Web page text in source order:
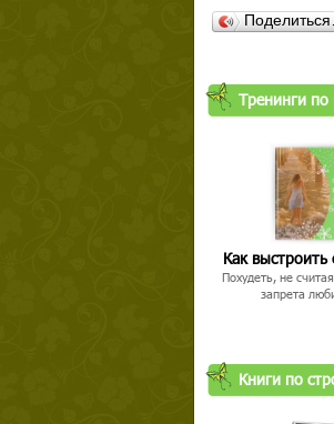
Тренинги
Как
Похудеть, не
запрета
Книги по